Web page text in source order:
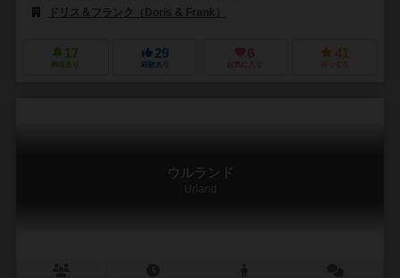
ドリス＆フランク（Doris & Frank）
17
興味あり
29
経験あり
6
お気に入り
41
持ってる
ウルランド
Urland